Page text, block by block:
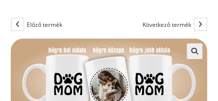
Előző termék Következő termék